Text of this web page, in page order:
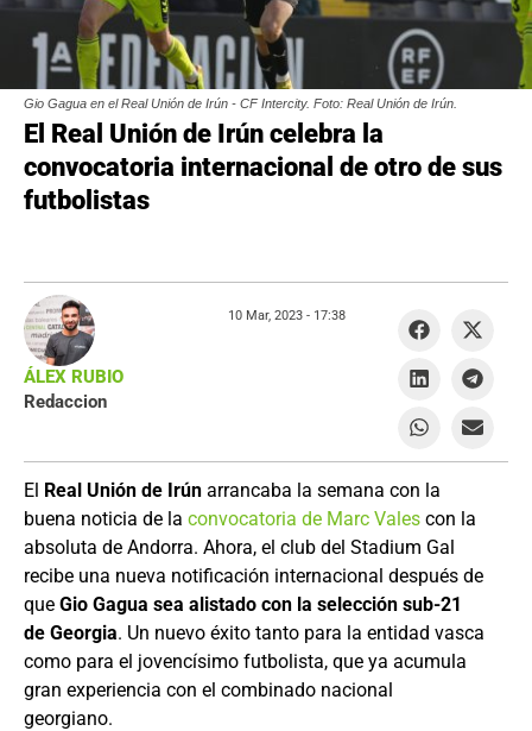
Gio Gagua en el Real Unión de Irún - CF Intercity. Foto: Real Unión de Irún.
El Real Unión de Irún celebra la
convocatoria internacional de otro de sus
futbolistas
El Real Unión de Irún arrancaba la semana con la
buena noticia de la convocatoria de Marc Vales con la
absoluta de Andorra. Ahora, el club del Stadium Gal
recibe una nueva notificación internacional después de
que Gio Gagua sea alistado con la selección sub-21
de Georgia. Un nuevo éxito tanto para la entidad vasca
como para el jovencísimo futbolista, que ya acumula
gran experiencia con el combinado nacional
georgiano.
ÁLEX RUBIO
Redaccion
10 Mar, 2023 - 17:38